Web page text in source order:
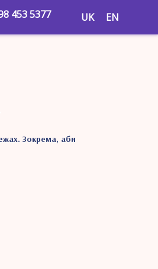
453 5377 UK EN
Зокрема, аби